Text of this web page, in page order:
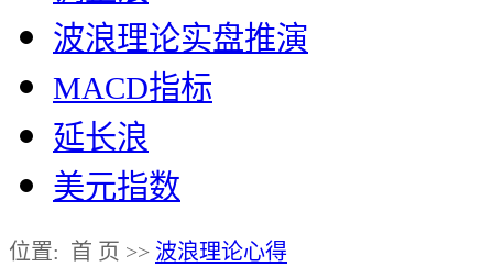
波浪理论实盘推演
MACD指标
延长浪
美元指数
位置: 首 页 >> 波浪理论心得